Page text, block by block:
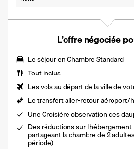
L’offre négociée
Le séjour en Chambre Standard
Tout inclus
Les vols au départ de la ville de
Letransfert aller-retour aéroport/
Une Croisière observation des
Des réductions sur l'hébergement
partageant la chambre de 2
période)